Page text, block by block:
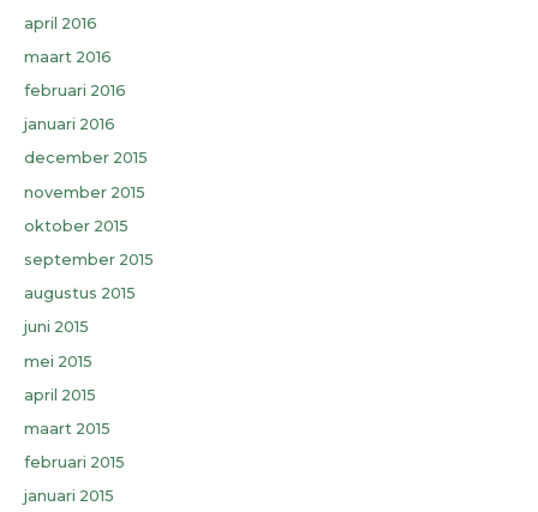
april 2016
maart 2016
februari 2016
januari 2016
december 2015
november 2015
oktober 2015
september 2015
augustus 2015
juni 2015
mei 2015
april 2015
maart 2015
februari 2015
januari 2015